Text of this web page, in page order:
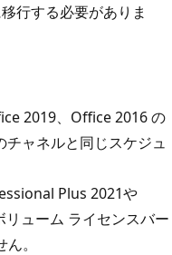
行する必要がありま
2019、Office 2016 の
ャネルと同じスケジュ
Plus 2021や
ューム ライセンスバー
。